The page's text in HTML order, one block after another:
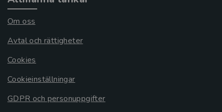
Om oss
Avtal och rättigheter
Cookies
Cookieinställningar
GDPR och personuppgifter